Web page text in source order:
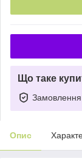
Що таке
Замовлення
Опис